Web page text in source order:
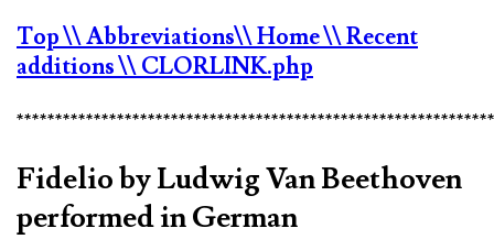
Top\\ Abbreviations\\ Home\\ Recent
additions\\ CLORLINK.php
Fidelio by Ludwig Van Beethoven
performed in German